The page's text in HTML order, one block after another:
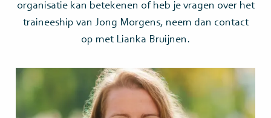
organisatie kan betekenen of heb je vragen over het
traineeship van Jong Morgens, neem dan contact
op met Lianka Bruijnen.
meer>